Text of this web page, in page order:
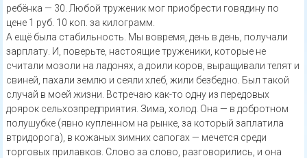
ребёнка — 30. Любой труженик мог приобрести говядину по
цене 1 руб. 10 коп. за килограмм.
А ещё была стабильность. Мы вовремя, день в день, получали
зарплату. И, поверьте, настоящие труженики, которые не
считали мозоли на ладонях, а доили коров, выращивали телят и
свиней, пахали землю и сеяли хлеб, жили безбедно. Был такой
случай в моей жизни. Встречаю как-то одну из передовых
доярок сельхозпредприятия. Зима, холод. Она — в добротном
полушубке (явно купленном на рынке, за который заплатила
втридорога), в кожаных зимних сапогах — мечется среди
торговых прилавков. Слово за слово, разговорились, и она